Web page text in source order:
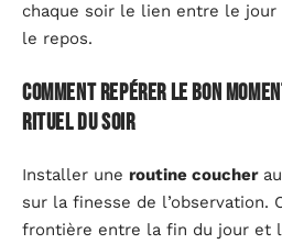
chaque soir le lien entre le
le repos.
Comment repérer le bon
rituel du soir
Installer une routine coucherau
sur la finesse de
frontière entre la fin du jour et